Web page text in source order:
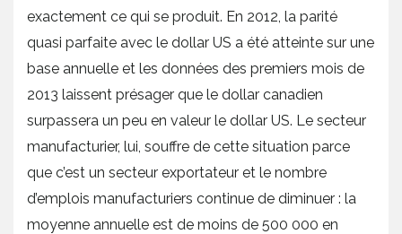
exactement ce qui se produit. En 2012, la parité
quasi parfaite avec le dollar US a été atteinte sur une
base annuelle et les données des premiers mois de
2013 laissent présager que le dollar canadien
surpassera un peu en valeur le dollar US. Le secteur
manufacturier, lui, souffre de cette situation parce
que c’est un secteur exportateur et le nombre
d’emplois manufacturiers continue de diminuer : la
moyenne annuelle est de moins de 500 000 en